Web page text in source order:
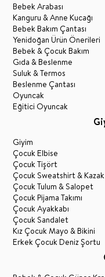
Bebek Arabası
Kanguru & Anne Kucağı
Bebek Bakım Çantası
Yenidoğan Ürün Önerileri
Bebek & Çocuk Bakım
Gıda & Beslenme
Suluk & Termos
Beslenme Çantası
Oyuncak
Eğitici Oyuncak
Giyim
Çocuk Elbise
Çocuk Tişört
Çocuk Sweatshirt & Kazak
Çocuk Tulum & Salopet
Çocuk Pijama Takımı
Çocuk Ayakkabı
Çocuk Sandalet
Kız Çocuk Mayo & Bikini
Erkek Çocuk Deniz Şortu